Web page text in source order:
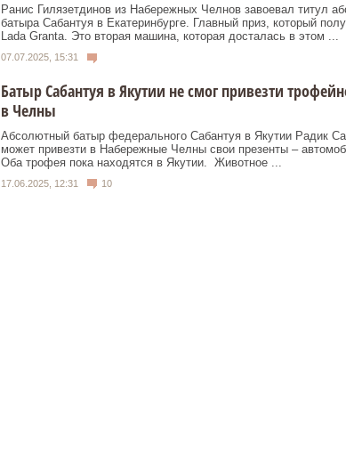
Ранис Гилязетдинов из Набережных Челнов завоевал титул
батыра Сабантуя в Екатеринбурге. Главный приз, который
Lada Granta. Это вторая машина, которая досталась в этом ...
07.07.2025, 15:31
Батыр Сабантуя в Якутии не смог привезти
в Челны
Абсолютный батыр федерального Сабантуя в Якутии Радик
может привезти в Набережные Челны свои презенты –
Оба трофея пока находятся в Якутии. Животное ...
17.06.2025, 12:31 10